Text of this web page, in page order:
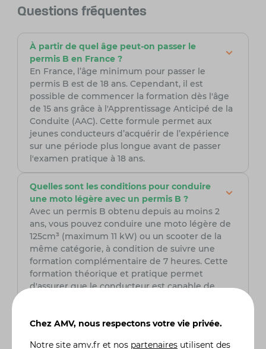
Questions fréquentes
À partir de quel âge peut-on passer le
permis B en France ?
En France, l’âge minimum pour passer le
permis B est de 18 ans. Cependant, il est
possible de commencer la formation dès l'âge
de 15 ans grâce à l'Apprentissage Anticipé de la
Conduite (AAC). Cette formule permet aux
jeunes conducteurs d’acquérir de l’expérience
sur une période plus longue avant de passer
l'examen pratique à 18 ans.
Quelles sont les conditions pour conduire
une moto légère avec un permis B ?
Avec un permis B obtenu depuis au moins 2
ans, vous pouvez conduire une moto légère de
125cm³ (maximum 11 kW) ou un scooter de la
même catégorie, à condition de suivre une
formation complémentaire de 7 heures. Cette
formation théorique et pratique permet
d'assurer que le conducteur est capable de
Peut-on conduire une voiture automatique
avec un permis B obtenu sur une voiture
Chez AMV, nous respectons votre vie privée.
Notre site amv.fr et nos partenaires utilisent des